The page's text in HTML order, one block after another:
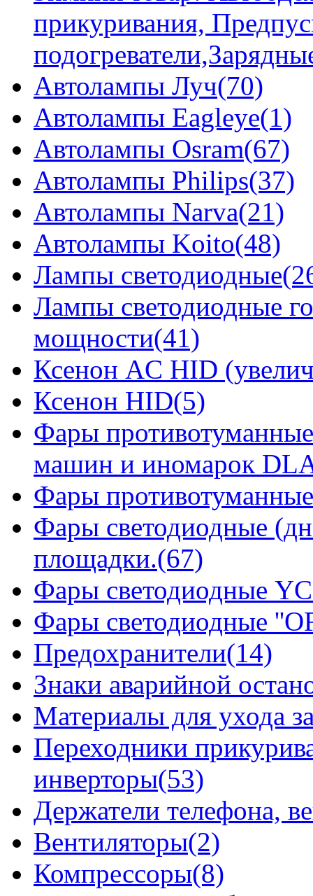
прикуривания,
Автолампы Луч(70)
Автолампы Eagleye(1)
Автолампы Osram(67)
Автолампы Philips(37)
Автолампы Narva(21)
Автолампы Koito(48)
Лампы
Лампы светодиодные
мощности(41)
Ксенон AC HID
Ксенон HID(5)
Фары
машин и иномарок
Фары
Фары светодиодные
площадки.(67)
Фары светодиодные
Фары светодиодные
Предохранители(14)
Знаки аварийной
Материалы для ухода
Переходники
инверторы(53)
Держатели телефона,
Вентиляторы(2)
Компрессоры(8)